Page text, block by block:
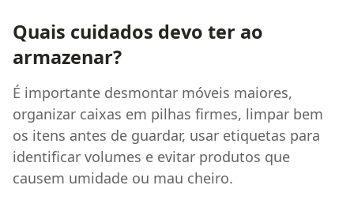
Quais cuidados devo ter ao
armazenar?
É importante desmontar móveis maiores,
organizar caixas em pilhas firmes, limpar bem
os itens antes de guardar, usar etiquetas para
identificar volumes e evitar produtos que
causem umidade ou mau cheiro.